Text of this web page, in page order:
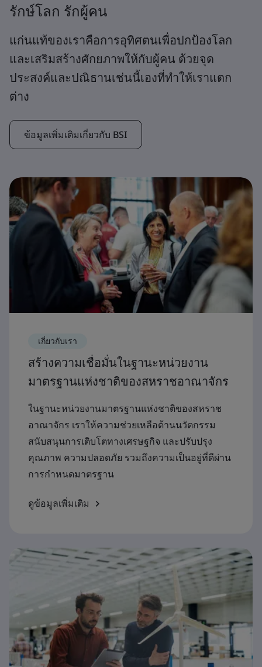
รักษ์โลก รักผู้คน
แก่นแท้ของเราคือการอุทิศตนเพื่อปกป้องโลก
และเสริมสร้างศักยภาพให้กับผู้คน ด้วยจุด
ประสงค์และปณิธานเช่นนี้เองที่ทำให้เราแตก
ต่าง
ข้อมูลเพิ่มเติมเกี่ยวกับ BSI
เกี่ยวกับเรา
สร้างความเชื่อมั่นในฐานะหน่วยงาน
มาตรฐานแห่งชาติของสหราชอาณาจักร
ในฐานะหน่วยงานมาตรฐานแห่งชาติของสหราช
อาณาจักร เราให้ความช่วยเหลือด้านนวัตกรรม
สนับสนุนการเติบโตทางเศรษฐกิจ และปรับปรุง
คุณภาพ ความปลอดภัย รวมถึงความเป็นอยู่ที่ดีผ่าน
การกำหนดมาตรฐาน
ดูข้อมูลเพิ่มเติม